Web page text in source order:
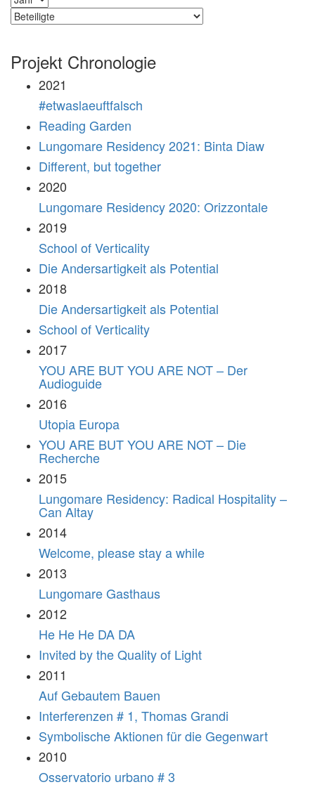
Projekt Chronologie
2021
#etwaslaeuftfalsch
Reading Garden
Lungomare Residency 2021: Binta Diaw
Different, but together
2020
Lungomare Residency 2020: Orizzontale
2019
School of Verticality
Die Andersartigkeit als Potential
2018
Die Andersartigkeit als Potential
School of Verticality
2017
YOU ARE BUT YOU ARE NOT – Der
Audioguide
2016
Utopia Europa
YOU ARE BUT YOU ARE NOT – Die
Recherche
2015
Lungomare Residency: Radical Hospitality –
Can Altay
2014
Welcome, please stay a while
2013
Lungomare Gasthaus
2012
He He He DA DA
Invited by the Quality of Light
2011
Auf Gebautem Bauen
Interferenzen # 1, Thomas Grandi
Symbolische Aktionen für die Gegenwart
2010
Osservatorio urbano # 3